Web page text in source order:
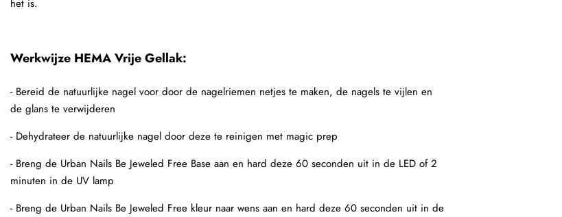
het is.
Werkwijze HEMA Vrije Gellak:
- Bereid de natuurlijke nagel voor door de nagelriemen netjes te maken, de nagels te vijlen en
de glans te verwijderen
- Dehydrateer de natuurlijke nagel door deze te reinigen met magic prep
- Breng de Urban Nails Be Jeweled Free Base aan en hard deze 60 seconden uit in de LED of 2
minuten in de UV lamp
- Breng de Urban Nails Be Jeweled Free kleur naar wens aan en hard deze 60 seconden uit in de